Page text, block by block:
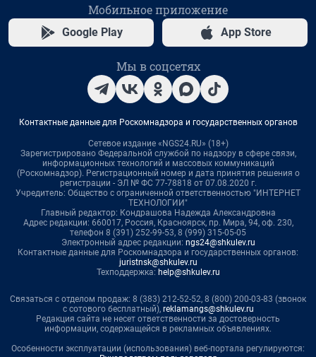
Мобильное приложение
Google Play App Store
Мы в соцсетях
Контактные данные для Роскомнадзора и государственных органов
Сетевое издание «NGS24.RU» (18+)
Зарегистрировано Федеральной службой по надзору в сфере связи,
информационных технологий и массовых коммуникаций
(Роскомнадзор). Регистрационный номер и дата принятия решения о
регистрации - ЭЛ № ФС 77-78818 от 07.08.2020 г.
Учредитель: Общество с ограниченной ответственностью "ИНТЕРНЕТ
ТЕХНОЛОГИИ"
Главный редактор: Кондрашова Надежда Александровна
Адрес редакции: 660017, Россия, Красноярск, пр. Мира, 94, оф. 230,
телефон 8 (391) 252-99-53, 8 (999) 315-05-05
Электронный адрес редакции: ngs24@shkulev.ru
Контактные данные для Роскомнадзора и государственных органов:
juristnsk@shkulev.ru
Техподдержка: help@shkulev.ru
Связаться с отделом продаж: 8 (383) 212-52-52, 8 (800) 200-03-83 (звонок
с сотового бесплатный), reklamangs@shkulev.ru
Редакция сайта не несет ответственности за достоверность
информации, содержащейся в рекламных объявлениях.
Особенности эксплуатации (использования) веб-портала регулируются: